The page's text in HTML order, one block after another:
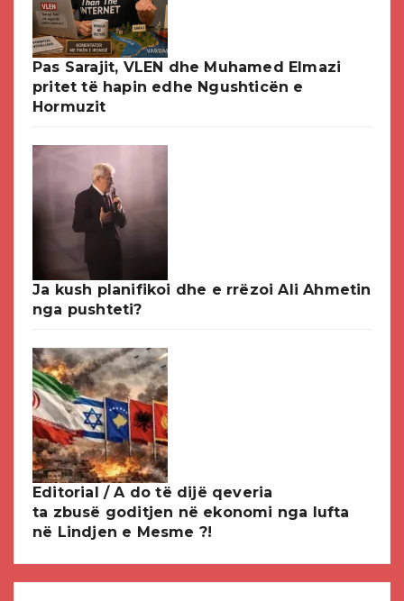
Pas Sarajit, VLEN dhe Muhamed Elmazi
pritet të hapin edhe Ngushticën e
Hormuzit
Ja kush planifikoi dhe e rrëzoi Ali Ahmetin
nga pushteti?
Editorial / A do të dijë qeveria
ta zbusë goditjen në ekonomi nga lufta
në Lindjen e Mesme ?!